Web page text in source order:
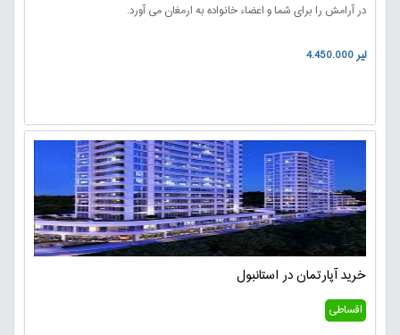
در آرامش را برای شما و اعضاء خانواده به ارمغان می آورد.
4.450.000 لیر
خرید آپارتمان در استانبول
اقساطی